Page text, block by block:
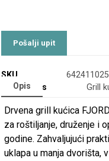
SKU
Categories
Grill
Opis
Drvena grill kućica
za roštiljanje, druženje i
godine. Zahvaljujući
uklapa u manja dvorišta,